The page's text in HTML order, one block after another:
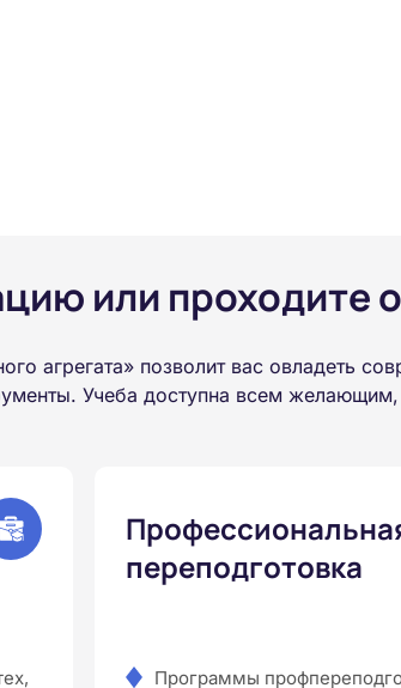
или проходите
агрегата» позволит вас овладеть
Учеба доступна всем
переподготовка
Программы